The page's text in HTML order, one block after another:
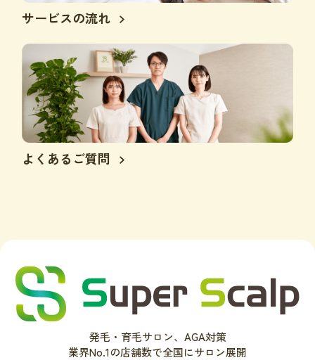
サービスの流れ
よくあるご質問
発毛・育毛サロン、AGA対策
業界No.1の店舗数で全国にサロン展開